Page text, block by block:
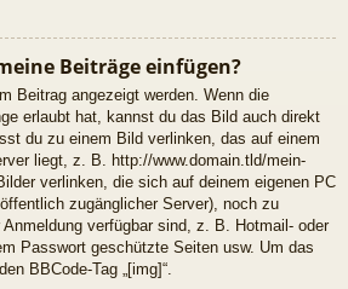
Beiträge einfügen?
Beitrag angezeigt werden. Wenn die
erlaubt hat, kannst du das Bild auch direkt
du zu einem Bild verlinken, das auf einem
liegt, z. B. http://www.domain.tld/mein-
verlinken, die sich auf deinem eigenen PC
zugänglicher Server), noch zu
verfügbar sind, z. B. Hotmail- oder
Passwort geschützte Seiten usw. Um das
BBCode-Tag „[img]“.